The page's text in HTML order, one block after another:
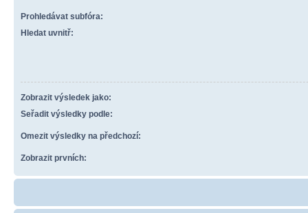
Prohledávat subfóra:
Hledat uvnitř:
Zobrazit výsledek jako:
Seřadit výsledky podle:
Omezit výsledky na předchozí:
Zobrazit prvních: